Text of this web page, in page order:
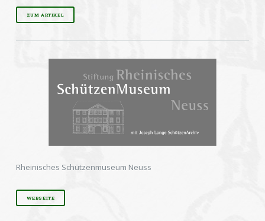
ZUM ARTIKEL
Rheinisches Schützenmuseum Neuss
WEBSEITE